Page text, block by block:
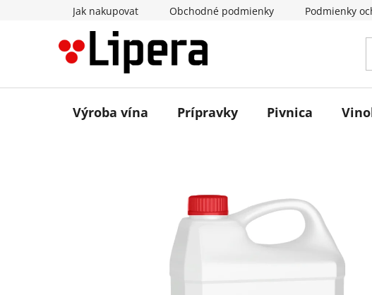
Jak nakupovat Obchodné podmienky Podmienky
Výroba vína Prípravky Pivnica